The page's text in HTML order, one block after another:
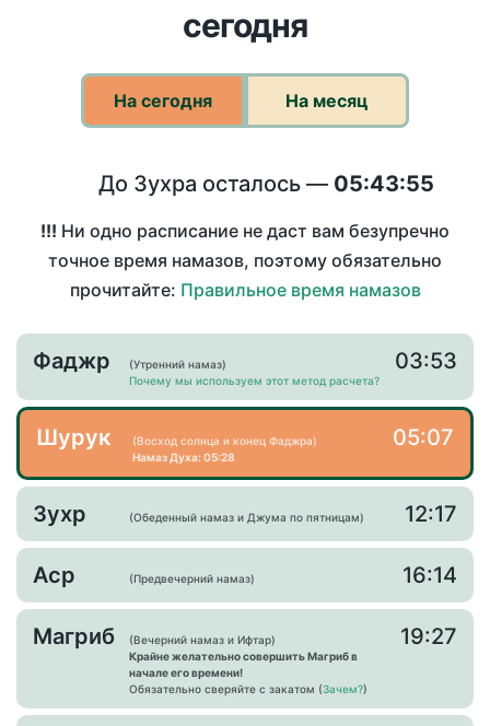
сегодня
На сегодня На месяц
До Зухра осталось — 05:43:55
!!! Ни одно расписание не даст вам безупречно
точное время намазов, поэтому обязательно
прочитайте: Правильное время намазов
Фаджр
(Утренний намаз)
Почему мы используем этот метод расчета?
03:53
Шурук
(Восход солнца и конец Фаджра)
Намаз Духа: 05:28
05:07
Зухр (Обеденный намаз и Джума по пятницам) 12:17
Аср (Предвечерний намаз) 16:14
Магриб
(Вечерний намаз и Ифтар)
Крайне желательно совершить Магриб в
начале его времени!
Обязательно сверяйте с закатом (Зачем?)
19:27